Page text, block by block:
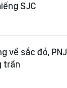
SJC
về sắc đỏ, PNJ
trần